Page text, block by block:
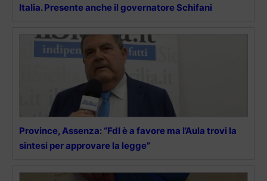
Italia. Presente anche il governatore Schifani
Province, Assenza: “FdI è a favore ma l’Aula trovi la
sintesi per approvare la legge”